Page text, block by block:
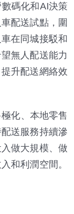
碼化和AI決策
配送試點，圍
在同城接駁和
無人配送能力
升配送網絡效
化、本地零售
送服務持續滲
做大規模、做
和利潤空間。